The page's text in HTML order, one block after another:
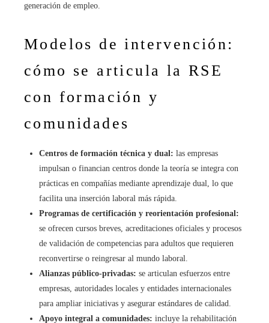
generación de empleo.
Modelos de intervención:
cómo se articula la RSE
con formación y
comunidades
Centros de formación técnica y dual: las empresas
impulsan o financian centros donde la teoría se integra con
prácticas en compañías mediante aprendizaje dual, lo que
facilita una inserción laboral más rápida.
Programas de certificación y reorientación profesional:
se ofrecen cursos breves, acreditaciones oficiales y procesos
de validación de competencias para adultos que requieren
reconvertirse o reingresar al mundo laboral.
Alianzas público-privadas: se articulan esfuerzos entre
empresas, autoridades locales y entidades internacionales
para ampliar iniciativas y asegurar estándares de calidad.
Apoyo integral a comunidades: incluye la rehabilitación